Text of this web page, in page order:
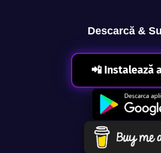
Descarcă &
📲 Instalează